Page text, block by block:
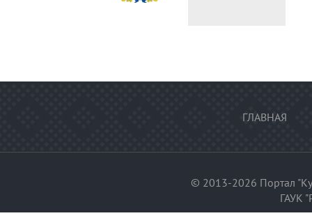
ГЛАВНАЯ
© 2013-2026 Портал
ГАУК